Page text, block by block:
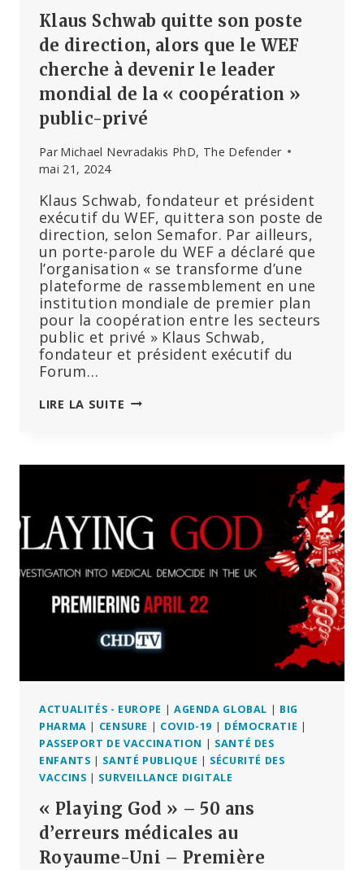
Klaus Schwab quitte son poste
de direction, alors que le WEF
cherche à devenir le leader
mondial de la « coopération »
public-privé
Par Michael Nevradakis PhD, The Defender
mai 21, 2024
Klaus Schwab, fondateur et président
exécutif du WEF, quittera son poste de
direction, selon Semafor. Par ailleurs,
un porte-parole du WEF a déclaré que
l’organisation « se transforme d’une
plateforme de rassemblement en une
institution mondiale de premier plan
pour la coopération entre les secteurs
public et privé » Klaus Schwab,
fondateur et président exécutif du
Forum…
LIRE LA SUITE KLAUS
ALORS
QUE
WEF
À
DEVENIR
LE
LA
« COOPÉRATION »
PUBLIC-
PRIVÉ
ACTUALITÉS - EUROPE | AGENDA GLOBAL | BIG
PHARMA | CENSURE | COVID-19 | DÉMOCRATIE |
PASSEPORT DE VACCINATION | SANTÉ DES
ENFANTS | SANTÉ PUBLIQUE | SÉCURITÉ DES
VACCINS | SURVEILLANCE DIGITALE
« Playing God » – 50 ans
d’erreurs médicales au
Royaume-Uni – Première